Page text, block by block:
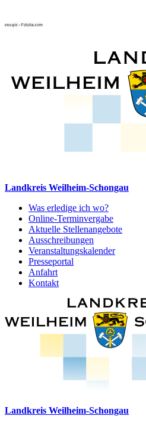
Landkreis Weilheim-Schongau
Was erledige ich wo?
Online-Terminvergabe
Aktuelle Stellenangebote
Ausschreibungen
Veranstaltungskalender
Presseportal
Anfahrt
Kontakt
Landkreis Weilheim-Schongau